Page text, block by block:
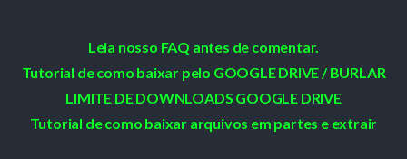
Leia nosso FAQ antes de comentar.
Tutorial de como baixar pelo GOOGLE DRIVE / BURLAR
LIMITE DE DOWNLOADS GOOGLE DRIVE
Tutorial de como baixar arquivos em partes e extrair